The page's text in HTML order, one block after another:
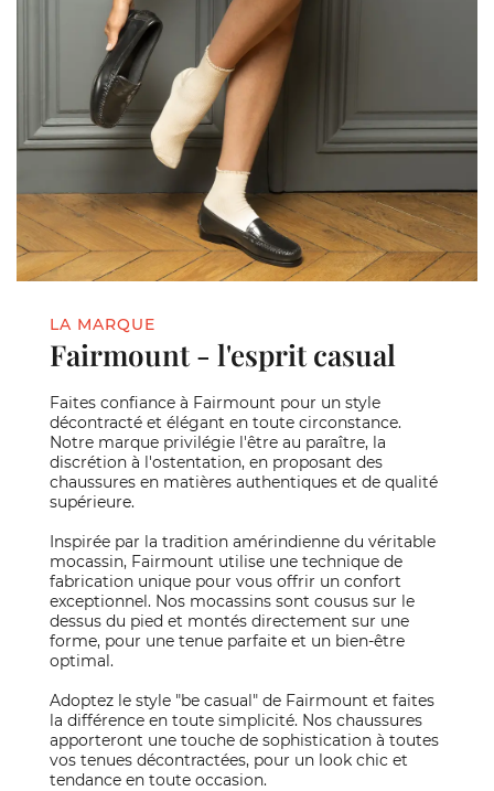
LA MARQUE
Fairmount - l'esprit casual
Faites confiance à Fairmount pour un style
décontracté et élégant en toute circonstance.
Notre marque privilégie l'être au paraître, la
discrétion à l'ostentation, en proposant des
chaussures en matières authentiques et de qualité
supérieure.
Inspirée par la tradition amérindienne du véritable
mocassin, Fairmount utilise une technique de
fabrication unique pour vous offrir un confort
exceptionnel. Nos mocassins sont cousus sur le
dessus du pied et montés directement sur une
forme, pour une tenue parfaite et un bien-être
optimal.
Adoptez le style "be casual" de Fairmount et faites
la différence en toute simplicité. Nos chaussures
apporteront une touche de sophistication à toutes
vos tenues décontractées, pour un look chic et
tendance en toute occasion.